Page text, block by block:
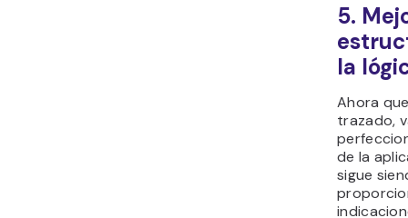
5.
la
Ahora
trazado,
de la
sigue